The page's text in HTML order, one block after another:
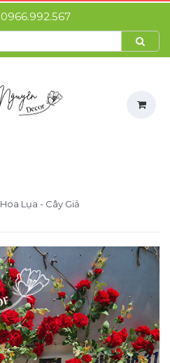
0966.992.567
Hoa Lụa - Cây Giả